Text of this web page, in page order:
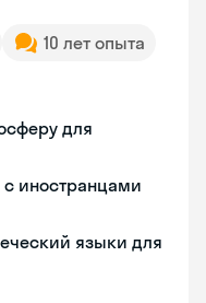
10 лет опыта
для
с иностранцами
языки для